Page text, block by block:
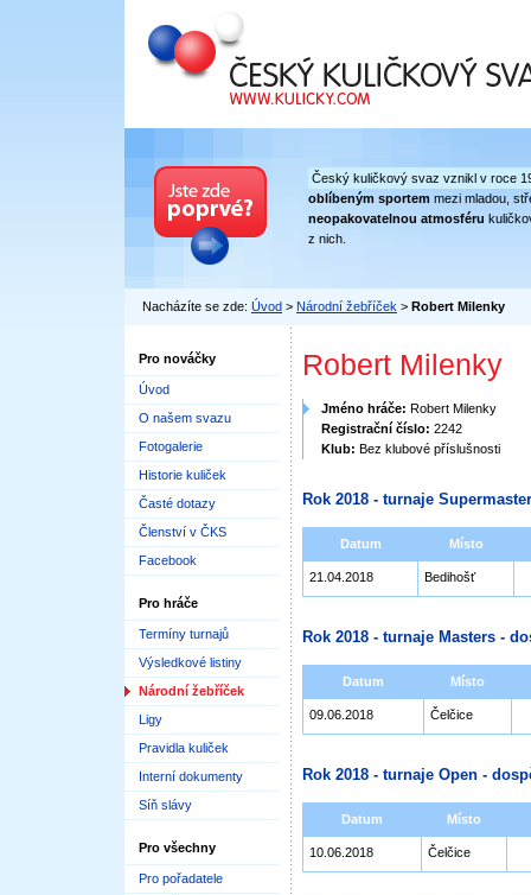
Český kuličkový svaz
Český kuličkový svaz vznikl v roce
oblíbeným sportem mezi mladou,
neopakovatelnou atmosféru
z nich.
Nacházíte se zde: Úvod > Národní žebříček > Robert Milenky
Pro nováčky
Úvod
O našem svazu
Fotogalerie
Historie kuliček
Časté dotazy
Členství v ČKS
Facebook
Pro hráče
Termíny turnajů
Výsledkové listiny
Národní žebříček
Ligy
Pravidla kuliček
Interní dokumenty
Síň slávy
Pro všechny
Pro pořadatele
Robert Milenky
Jméno hráče: Robert Milenky
Registrační číslo: 2242
Klub: Bez klubové příslušnosti
Rok 2018 - turnaje
Datum Místo
21.04.2018 Bedihošť
Rok 2018 - turnaje Masters -
Datum Místo
09.06.2018 Čelčice
Rok 2018 - turnaje Open -
Datum Místo
10.06.2018 Čelčice